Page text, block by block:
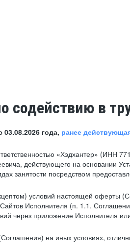
содействию в
года, ранее
«Хэдхантер» (ИНН
действующего на основании
занятости посредством
условий настоящей оферты
Исполнителя (п. 1.1.
через приложение Исполнителя
на иных условиях,